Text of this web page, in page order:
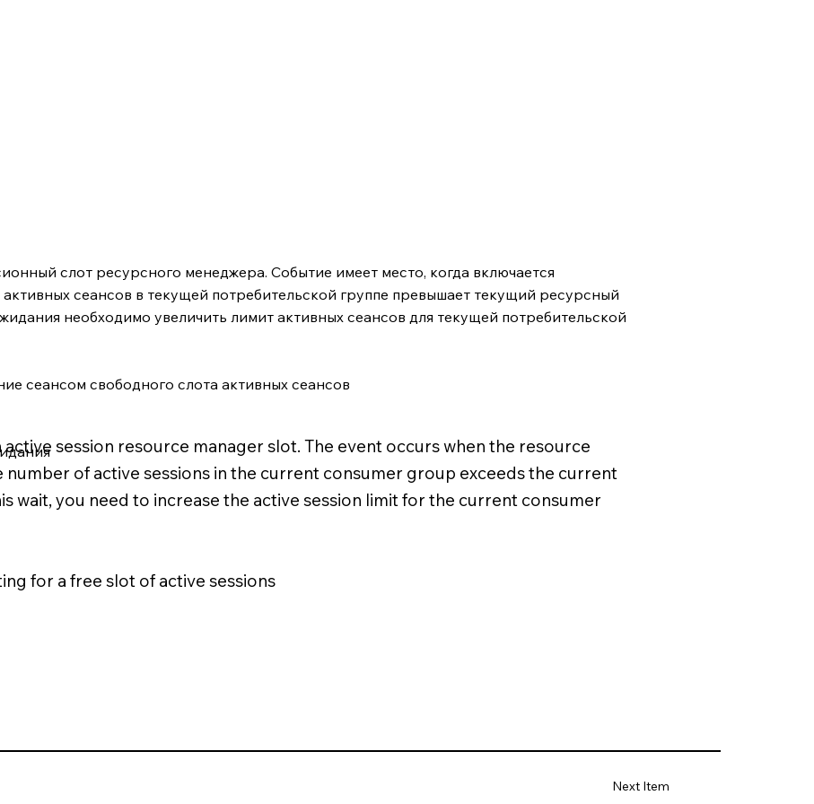
слот ресурсного менеджера. Событие имеет место, когда включается
сеансов в текущей потребительской группе превышает текущий ресурсный
необходимо увеличить лимит активных сеансов для текущей потребительской
сеансом свободного слота активных сеансов
active session resource manager slot. The event occurs when the resource
number of active sessions in the current consumer group exceeds the current
wait, you need to increase the active session limit for the current consumer
for a free slot of active sessions
Next Item